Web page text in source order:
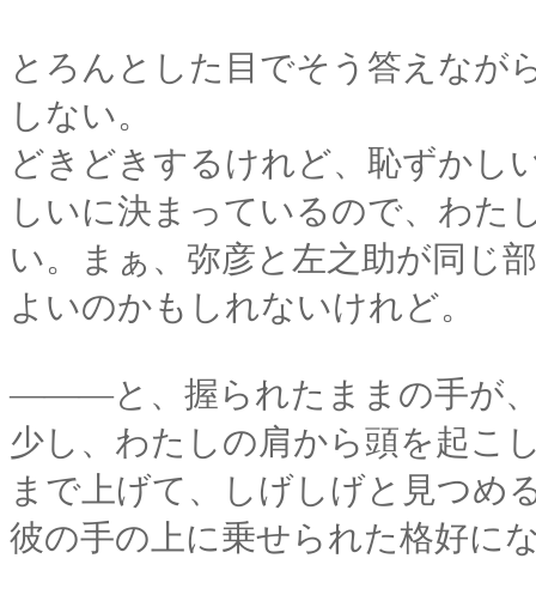
とろんとした目でそう答えなが
しない。
どきどきするけれど、恥ずかし
しいに決まっているので、わた
い。まぁ、弥彦と左之助が同じ
よいのかもしれないけれど。
―――と、握られたままの手が
少し、わたしの肩から頭を起こ
まで上げて、しげしげと見つめ
彼の手の上に乗せられた格好に